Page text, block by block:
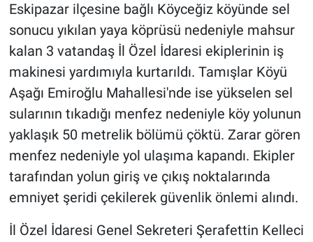
Eskipazar ilçesine bağlı Köyceğiz köyünde sel
sonucu yıkılan yaya köprüsü nedeniyle mahsur
kalan 3 vatandaş İl Özel İdaresi ekiplerinin iş
makinesi yardımıyla kurtarıldı. Tamışlar Köyü
Aşağı Emiroğlu Mahallesi'nde ise yükselen sel
sularının tıkadığı menfez nedeniyle köy yolunun
yaklaşık 50 metrelik bölümü çöktü. Zarar gören
menfez nedeniyle yol ulaşıma kapandı. Ekipler
tarafından yolun giriş ve çıkış noktalarında
emniyet şeridi çekilerek güvenlik önlemi alındı.
İl Özel İdaresi Genel Sekreteri Şerafettin Kelleci